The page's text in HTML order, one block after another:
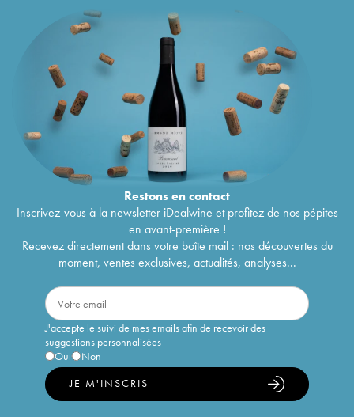
Restons encontact
Inscrivez-vous à la newsletter iDealwine et profitez de nos pépites
en avant-première !
Recevez directement dans votre boîte mail : nos découvertes du
moment, ventes exclusives, actualités, analyses...
J'accepte le suivi de mes emails afin de recevoir des
suggestions personnalisées
Oui
Non
JE M'INSCRIS